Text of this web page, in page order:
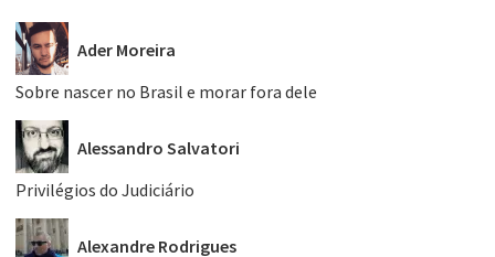
Ader Moreira
Sobre nascer no Brasil e morar fora dele
Alessandro Salvatori
Privilégios do Judiciário
Alexandre Rodrigues